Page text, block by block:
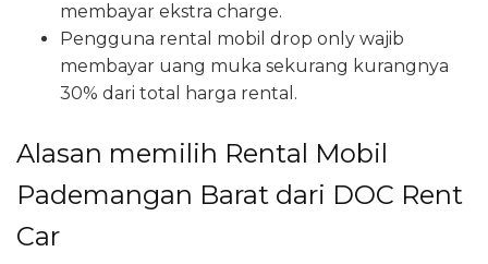
membayar ekstra charge.
Pengguna rental mobil drop only wajib
membayar uang muka sekurang kurangnya
30% dari total harga rental.
Alasan memilih Rental Mobil
Pademangan Barat dari DOC Rent
Car